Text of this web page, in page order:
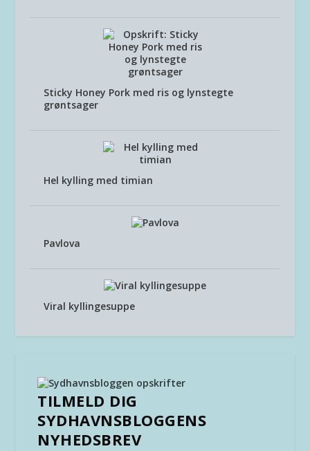
Sticky Honey Pork med ris og lynstegte
grøntsager
Hel kylling med timian
Pavlova
Viral kyllingesuppe
TILMELD DIG
SYDHAVNSBLOGGENS
NYHEDSBREV